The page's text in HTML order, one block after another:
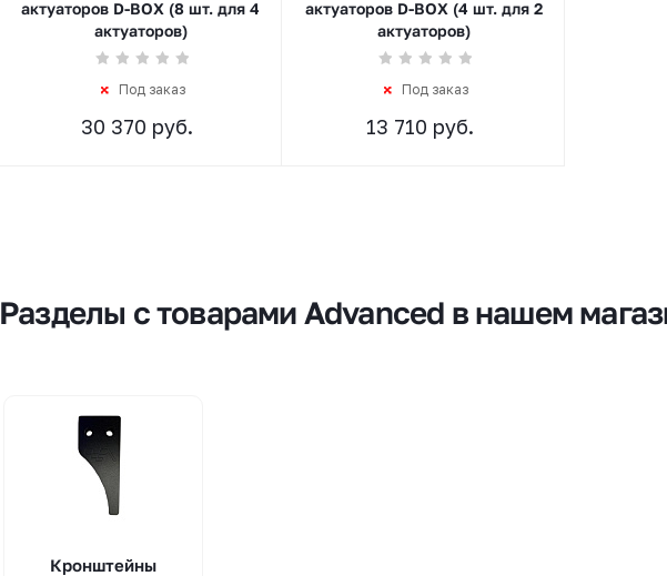
актуаторов D-BOX (8 шт. для 4
актуаторов)
Под заказ
30 370 руб.
актуаторов D-BOX (4 шт. для 2
актуаторов)
Под заказ
13 710 руб.
Разделы с товарами Advanced в нашем
Кронштейны